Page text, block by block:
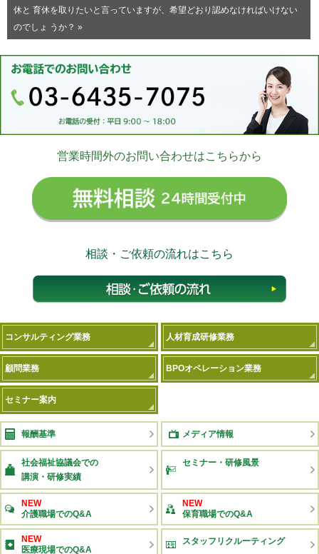
休と 育休を取りたいと言っていますが、希望どおり認めなければいけない
のでしょ うか？ »
営業時間外のお問い合わせはこちらから
相談・ご依頼の流れはこちら
コンサルティング業務 人材育成研修業務
顧問業務 BPOオペレーション業務
セミナー案内
報酬基準 メディア情報
社会福祉協議会での
講演・研修実績
セミナー・研修風景
NEW
介護職場でのQ&A
NEW
保育職場でのQ&A
NEW
医療現場でのQ&A
スタッフリクルーティング